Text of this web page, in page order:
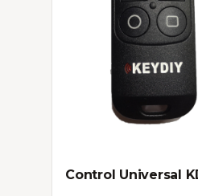
Control Universal